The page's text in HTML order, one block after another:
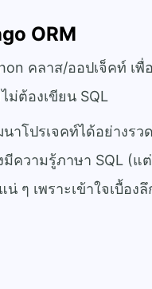
ORM
คลาส/ออปเจ็คท์ เ
ม่ต้องเขียน SQL
าโปรเจคท์ได้อย่างรวด
มีความรู้ภาษา SQL (แ
ๆ เพราะเข้าใจเบื้อง